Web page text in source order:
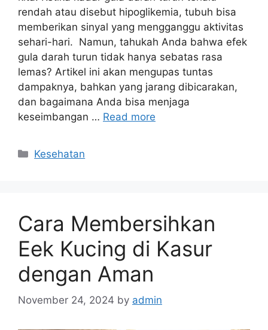
rendah atau disebut hipoglikemia, tubuh bisa
memberikan sinyal yang mengganggu aktivitas
sehari-hari. Namun, tahukah Anda bahwa efek
gula darah turun tidak hanya sebatas rasa
lemas? Artikel ini akan mengupas tuntas
dampaknya, bahkan yang jarang dibicarakan,
dan bagaimana Anda bisa menjaga
keseimbangan … Read more
Categories
Kesehatan
Cara Membersihkan
Eek Kucing di Kasur
dengan Aman
November 24, 2024 by admin